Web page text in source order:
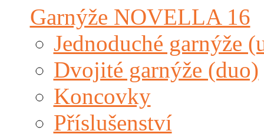
Garnýže NOVELLA 16
Jednoduché garnýže
Dvojité garnýže (duo)
Koncovky
Příslušenství